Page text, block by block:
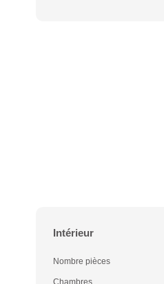
Intérieur
Nombre pièces
Chambres